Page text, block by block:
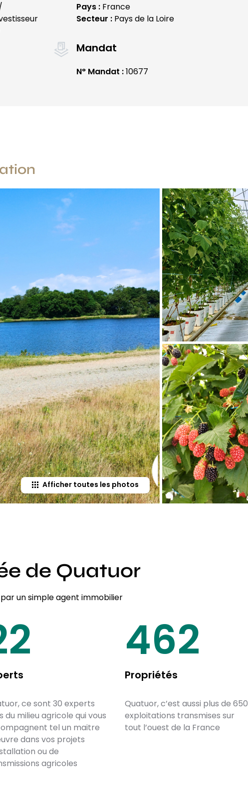
Pays :France
Secteur :Pays de la Loire
Mandat
N° Mandat :10677
Afficher toutes les photos
de Quatuor
un simple agent immobilier
ce sont 30 experts
du milieu agricole qui vous
tel un maitre
dans vos projets
ou de
agricoles
650
Propriétés
Quatuor, c’est aussi plus de 650
exploitations transmises sur
tout l’ouest de la France